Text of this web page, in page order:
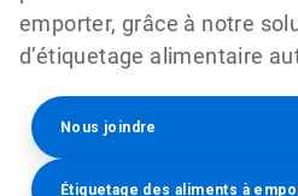
emporter, grâce à notre
d’étiquetage alimentaire
Nous joindre
Étiquetage des aliments à